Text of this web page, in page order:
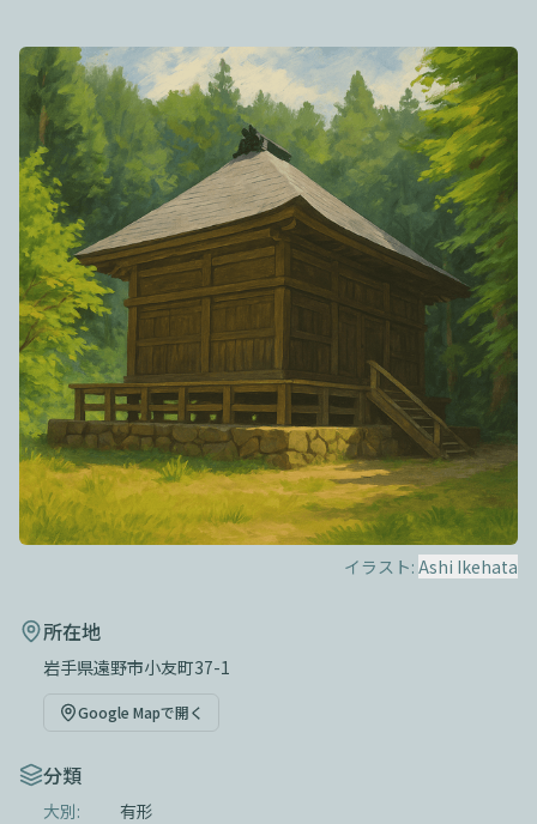
イラスト: Ashi Ikehata
所在地
岩手県遠野市小友町37-1
Google Mapで開く
分類
大別:
有形